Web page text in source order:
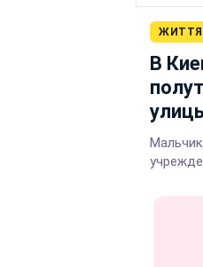
ЖИТТЯ
В